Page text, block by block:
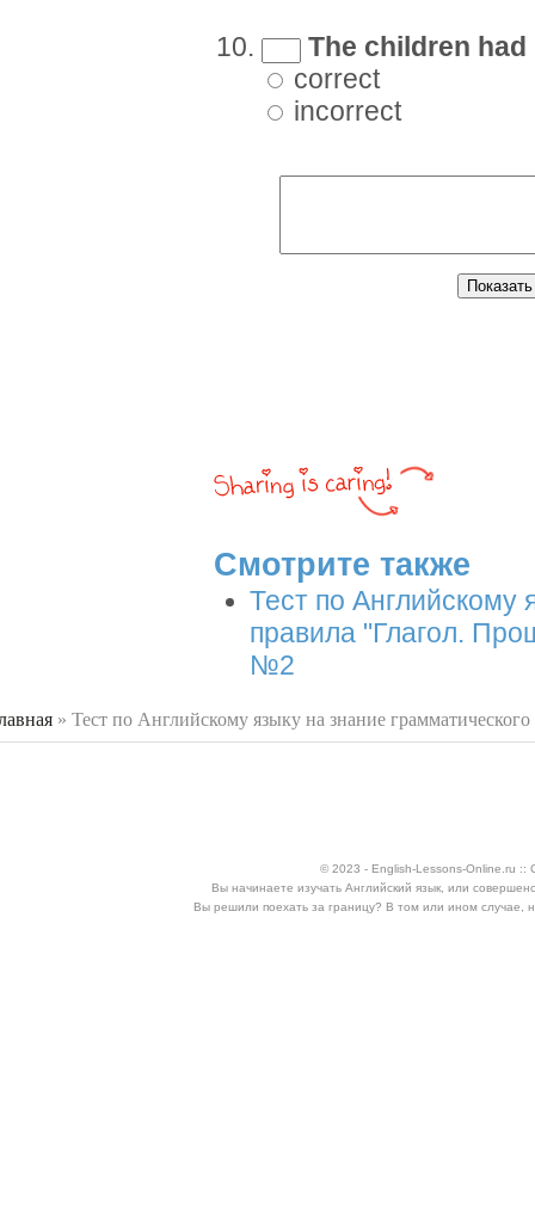
The children
correct
incorrect
Смотрите также
Тест по Английскому
правила "Глагол.
№2
» Тест по Английскому языку на знание
© 2023 - English-Lessons-Online.ru ::
Вы начинаете изучать Английский язык, или
Вы решили поехать за границу? В том или ином случае,